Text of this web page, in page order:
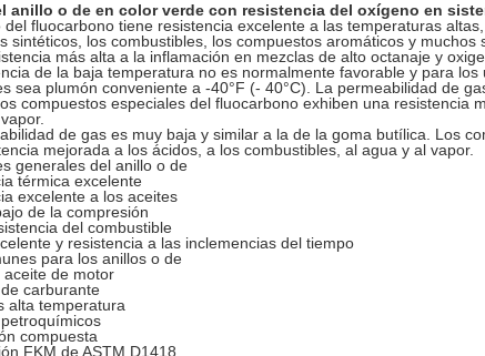
anillo o de en color verde con resistencia del oxígeno en
del fluocarbono tiene resistencia excelente a las temperaturas
sintéticos, los combustibles, los compuestos aromáticos y muchos
más alta a la inflamación en mezclas de alto octanaje y
de la baja temperatura no es normalmente favorable y para
sea plumón conveniente a -40°F (- 40°C). La permeabilidad de
compuestos especiales del fluocarbono exhiben una resistencia
de gas es muy baja y similar a la de la goma butílica. Los
mejorada a los ácidos, a los combustibles, al agua y al vapor.
generales del anillo o de
térmica excelente
excelente a los aceites
de la compresión
del combustible
y resistencia a las inclemencias del tiempo
para los anillos o de
aceite de motor
carburante
alta temperatura
compuesta
FKM de ASTM D1418